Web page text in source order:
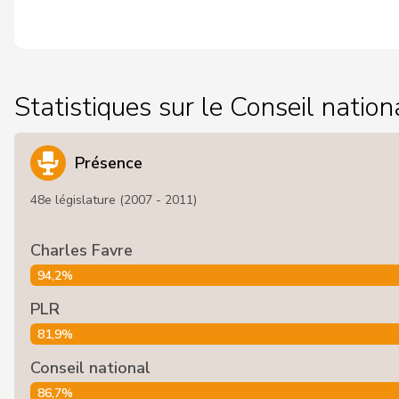
Statistiques sur le Conseil
Présence
48e législature (2007 - 2011)
Charles Favre
94,2%
PLR
81,9%
Conseil national
86,7%